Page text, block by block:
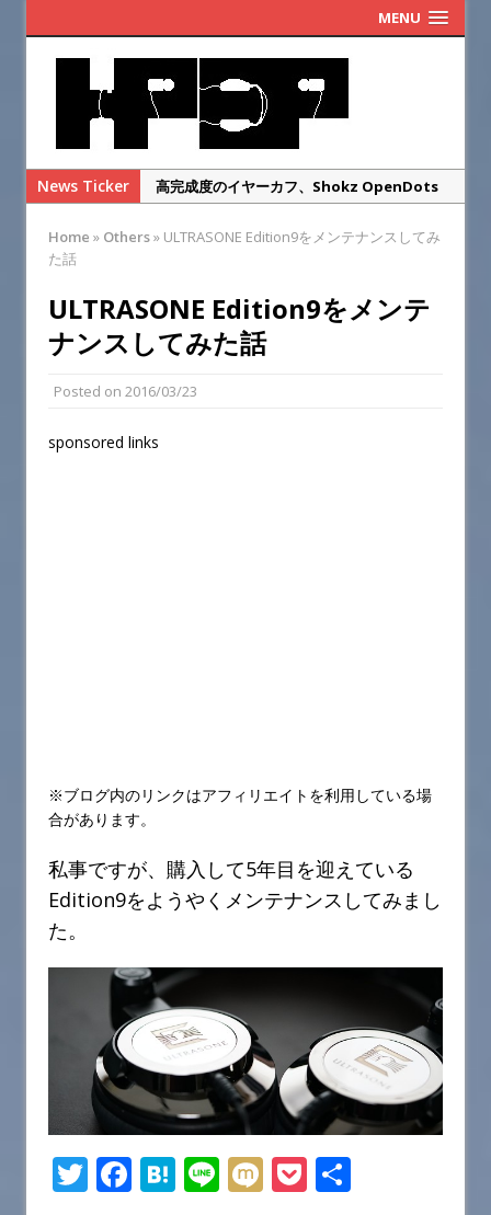
MENU
News Ticker
高完成度のイヤーカフ、Shokz OpenDots
まだ改善の余地あり！KOSS Porta Pro
ゲオのレトロヘッドホンを本家ポタプロと比
較レビュー・・・するまでもなかった
してみた
Home » Others» ULTRASONE Edition9をメンテナンスしてみ
た話
ULTRASONE Edition9をメンテ
ナンスしてみた話
Posted on 2016/03/23
sponsored links
※ブログ内のリンクはアフィリエイトを利用している場
合があります。
私事ですが、購入して5年目を迎えている
Edition9をようやくメンテナンスしてみまし
た。
T F H Li M P